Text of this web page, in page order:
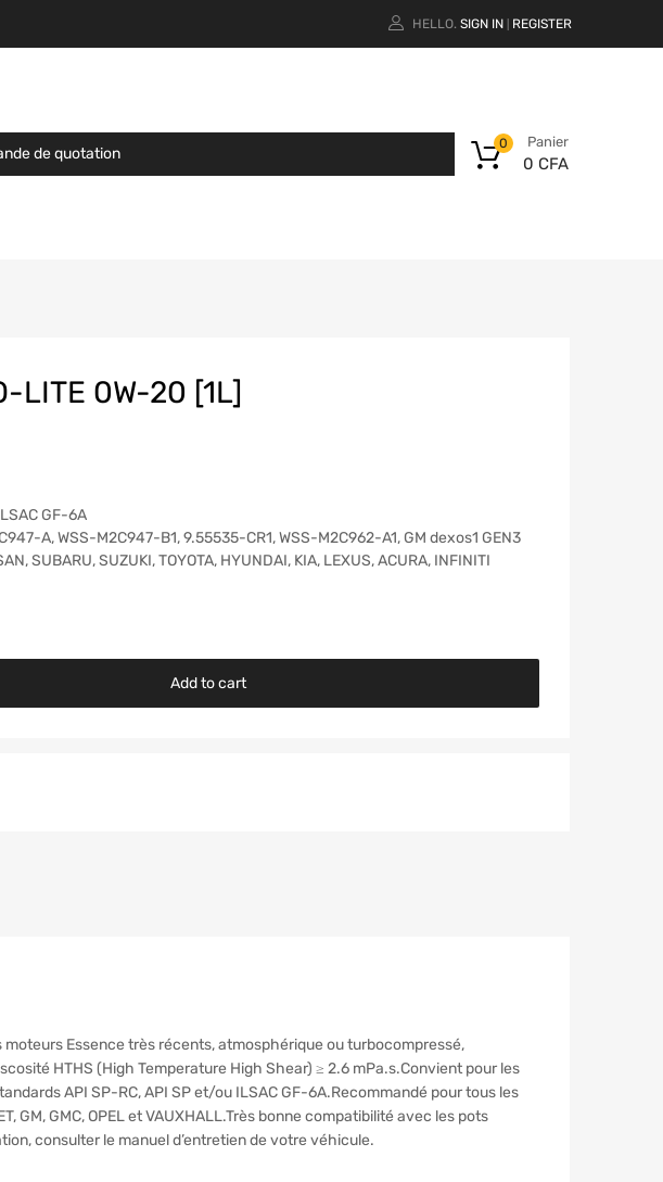
HELLO. SIGN IN REGISTER
Panier
0 CFA
0
de quotation
LITE 0W-20 [1L]
GF-6A
A, WSS-M2C947-B1, 9.55535-CR1, WSS-M2C962-A1, GM dexos1 GEN3
SUBARU, SUZUKI, TOYOTA, HYUNDAI, KIA, LEXUS, ACURA, INFINITI
Add to cart
Essence très récents, atmosphérique ou turbocompressé,
HTHS (High Temperature High Shear) ≥ 2.6 mPa.s.Convient pour les
API SP-RC, API SP et/ou ILSAC GF-6A.Recommandé pour tous les
GM, GMC, OPEL et VAUXHALL.Très bonne compatibilité avec les pots
consulter le manuel d’entretien de votre véhicule.